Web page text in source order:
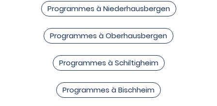
Programmes à Niederhausbergen
Programmes à Oberhausbergen
Programmes à Schiltigheim
Programmes à Bischheim